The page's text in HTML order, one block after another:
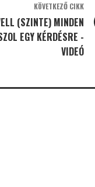
KÖVETKEZŐ CIKK
(SZINTE) MINDEN
EGY KÉRDÉSRE -
VIDEÓ